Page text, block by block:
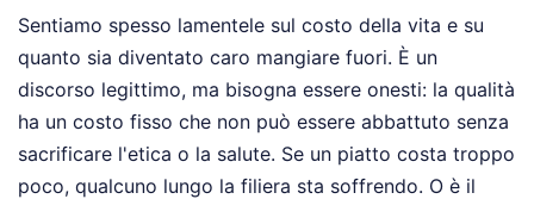
Sentiamo spesso lamentele sul costo della vita e su
quanto sia diventato caro mangiare fuori. È un
discorso legittimo, ma bisogna essere onesti: la qualità
ha un costo fisso che non può essere abbattuto senza
sacrificare l'etica o la salute. Se un piatto costa troppo
poco, qualcuno lungo la filiera sta soffrendo. O è il